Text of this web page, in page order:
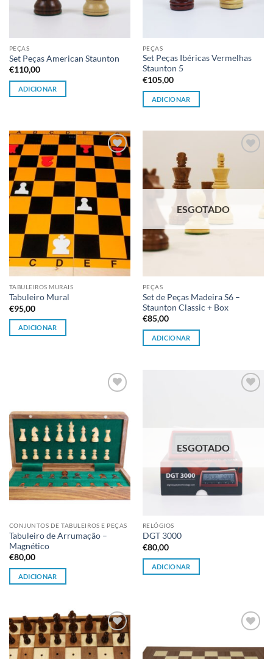
PEÇAS
Set Peças American Staunton
€110,00
ADICIONAR
PEÇAS
Set Peças Ibéricas Vermelhas
Staunton 5
€105,00
ADICIONAR
Adicionar
à lista de
desejos
TABULEIROS MURAIS
Tabuleiro Mural
€95,00
ADICIONAR
à lista de
ESGOTADO
PEÇAS
Set de Peças Madeira S6 –
Staunton Classic + Box
€85,00
ADICIONAR
desejos
CONJUNTOS DE TABULEIROS E PEÇAS
Tabuleiro de Arrumação –
Magnético
€80,00
ADICIONAR
ESGOTADO
RELÓGIOS
DGT 3000
€80,00
ADICIONAR
Adicionar
à lista de
desejos
à lista de
desejos